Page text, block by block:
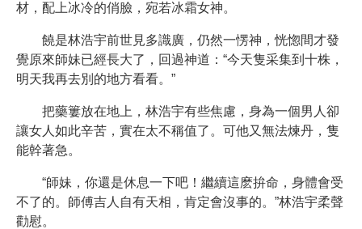
材，配上冰冷的俏臉，宛若冰霜女神。
饒是林浩宇前世見多識廣，仍然一愣神，恍惚間才發
覺原來師妹已經長大了，回過神道：“今天隻采集到十株，
明天我再去別的地方看看。”
把藥簍放在地上，林浩宇有些焦慮，身為一個男人卻
讓女人如此辛苦，實在太不稱值了。可他又無法煉丹，隻
能幹著急。
“師妹，你還是休息一下吧！繼續這麽拚命，身體會受
不了的。師傅吉人自有天相，肯定會沒事的。”林浩宇柔聲
勸慰。